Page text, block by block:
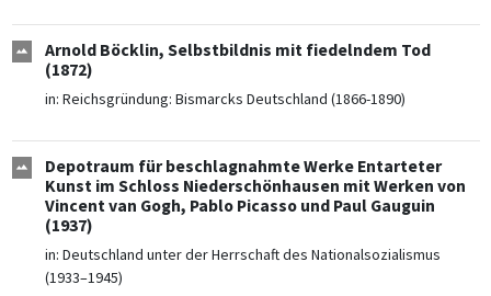
Arnold Böcklin, Selbstbildnis mit fiedelndem Tod
(1872)
in: Reichsgründung: Bismarcks Deutschland (1866-1890)
Depotraum für beschlagnahmte Werke Entarteter
Kunst im Schloss Niederschönhausen mit Werken von
Vincent van Gogh, Pablo Picasso und Paul Gauguin
(1937)
in: Deutschland unter der Herrschaft des Nationalsozialismus
(1933–1945)